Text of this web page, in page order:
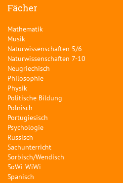
Fächer
Mathematik
Musik
Naturwissenschaften 5/6
Naturwissenschaften 7-10
Neugriechisch
Philosophie
Physik
Politische Bildung
Polnisch
Portugiesisch
Psychologie
Russisch
Sachunterricht
Sorbisch/Wendisch
SoWi-WiWi
Spanisch